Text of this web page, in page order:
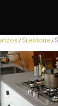
/Silestone /